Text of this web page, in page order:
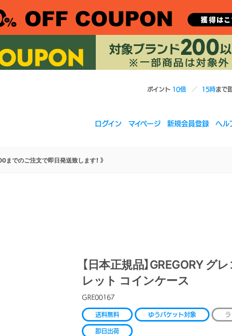
ポイント 10倍 15時まで
ログイン マイページ 新規会員登録 ヘル
までのご注文で即日発送致します！ 》
【日本正規品】GREGORY グ
レット コインケース
GRE00167
送料無料 ゆうパケット対象 ラ
即日出荷